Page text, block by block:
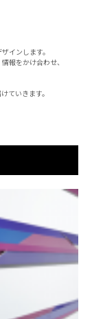
インします。
報をかけ合わせ、
ていきます。